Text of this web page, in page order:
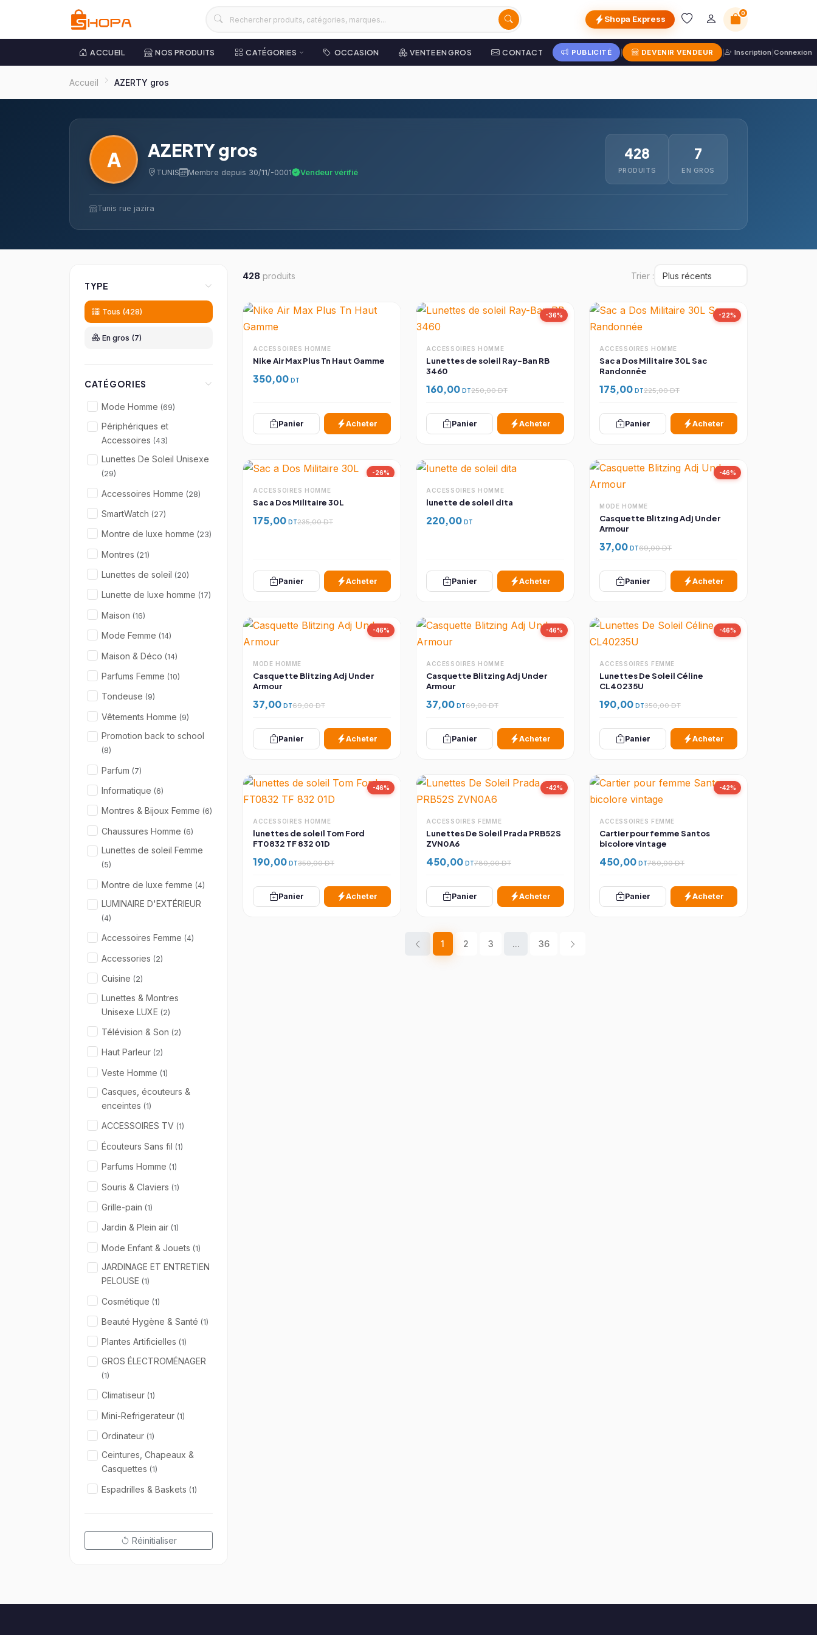
Shopa Express
0
ACCUEIL NOS PRODUITS CATÉGORIES OCCASION VENTE EN GROS CONTACT PUBLICITÉ | DEVENIR VENDEUR | Inscription Connexion
Accueil AZERTY gros
A AZERTY gros
TUNIS Membre depuis 30/11/-0001 Vendeur vérifié
428
PRODUITS
7
EN GROS
Tunis rue jazira
TYPE
Tous (428)
En gros (7)
CATÉGORIES
Mode Homme (69)
Périphériques et
Accessoires (43)
Lunettes De Soleil Unisexe
(29)
Accessoires Homme (28)
SmartWatch (27)
Montre de luxe homme (23)
Montres (21)
Lunettes de soleil (20)
Lunette de luxe homme (17)
Maison (16)
Mode Femme (14)
Maison & Déco (14)
Parfums Femme (10)
Tondeuse (9)
Vêtements Homme (9)
Promotion back to school
(8)
Parfum (7)
Informatique (6)
Montres & Bijoux Femme (6)
Chaussures Homme (6)
Lunettes de soleil Femme
(5)
Montre de luxe femme (4)
LUMINAIRE D'EXTÉRIEUR
(4)
Accessoires Femme (4)
Accessories (2)
Cuisine (2)
Lunettes & Montres
Unisexe LUXE (2)
Télévision & Son (2)
Haut Parleur (2)
Veste Homme (1)
Casques, écouteurs &
enceintes (1)
ACCESSOIRES TV (1)
Écouteurs Sans fil (1)
Parfums Homme (1)
Souris & Claviers (1)
Grille-pain (1)
Jardin & Plein air (1)
Mode Enfant & Jouets (1)
JARDINAGE ET ENTRETIEN
PELOUSE (1)
Cosmétique (1)
Beauté Hygène & Santé (1)
Plantes Artificielles (1)
GROS ÉLECTROMÉNAGER
(1)
Climatiseur (1)
Mini-Refrigerateur (1)
Ordinateur (1)
Ceintures, Chapeaux &
Casquettes (1)
Espadrilles & Baskets (1)
Réinitialiser
428 produits Trier :
ACCESSOIRES HOMME
Nike Air Max Plus Tn Haut Gamme
350,00 DT
Panier Acheter
-36%
ACCESSOIRES HOMME
Lunettes de soleil Ray-Ban RB
3460
160,00 DT250,00 DT
Panier Acheter
-22%
ACCESSOIRES HOMME
Sac a Dos Militaire 30L Sac
Randonnée
175,00 DT225,00 DT
Panier Acheter
-26%
ACCESSOIRES HOMME
Sac a Dos Militaire 30L
175,00 DT235,00 DT
Panier Acheter
ACCESSOIRES HOMME
lunette de soleil dita
220,00 DT
Panier Acheter
-46%
MODE HOMME
Casquette Blitzing Adj Under
Armour
37,00 DT69,00 DT
Panier Acheter
-46%
MODE HOMME
Casquette Blitzing Adj Under
Armour
37,00 DT69,00 DT
Panier Acheter
-46%
ACCESSOIRES HOMME
Casquette Blitzing Adj Under
Armour
37,00 DT69,00 DT
Panier Acheter
-46%
ACCESSOIRES FEMME
Lunettes De Soleil Céline
CL40235U
190,00 DT350,00 DT
Panier Acheter
-46%
ACCESSOIRES HOMME
lunettes de soleil Tom Ford
FT0832 TF 832 01D
190,00 DT350,00 DT
Panier Acheter
-42%
ACCESSOIRES FEMME
Lunettes De Soleil Prada PRB52S
ZVN0A6
450,00 DT780,00 DT
Panier Acheter
-42%
ACCESSOIRES FEMME
Cartier pour femme Santos
bicolore vintage
450,00 DT780,00 DT
Panier Acheter
1 2 3 ... 36